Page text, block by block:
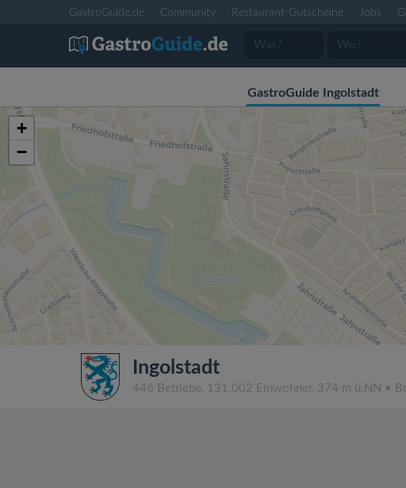
GastroGuide.de Community Restaurant-Gutscheine Jobs
GastroGuide Ingolstadt
+
−
Ingolstadt
446 Betriebe, 131.002 Einwohner, 374 m ü.NN •